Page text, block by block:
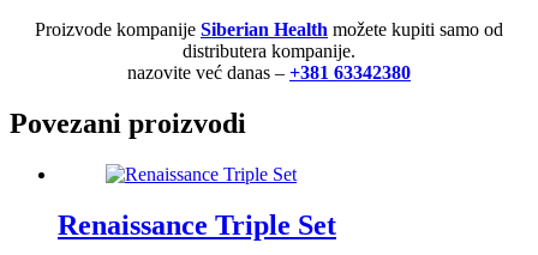
Proizvode kompanije Siberian Health možete kupiti samo od
distributera kompanije.
nazovite već danas – +381 63342380
Povezani proizvodi
Renaissance Triple Set